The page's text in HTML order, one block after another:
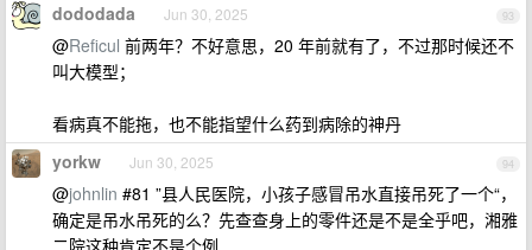
93
dododada Jun 30, 2025
@Reficul 前两年？不好意思，20 年前就有了，不过那时候还不
叫大模型；
看病真不能拖，也不能指望什么药到病除的神丹
94
yorkw Jun 30, 2025
@johnlin #81 ”县人民医院，小孩子感冒吊水直接吊死了一个“，
确定是吊水吊死的么？先查查身上的零件还是不是全乎吧，湘雅
二院这种肯定不是个例